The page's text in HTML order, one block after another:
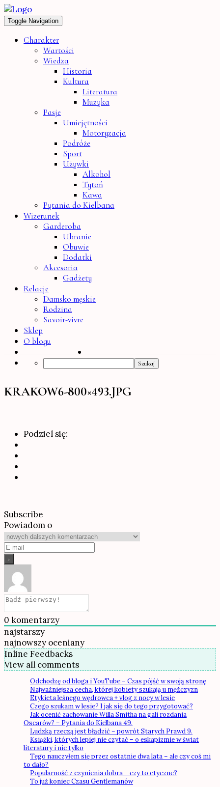
Toggle Navigation
Charakter
Wartości
Wiedza
Historia
Kultura
Literatura
Muzyka
Pasje
Umiejętności
Motoryzacja
Podróże
Sport
Używki
Alkohol
Tytoń
Kawa
Pytania do Kielbana
Wizerunek
Garderoba
Ubranie
Obuwie
Dodatki
Akcesoria
Gadżety
Relacje
Damsko męskie
Rodzina
Savoir-vivre
Sklep
O blogu
KRAKOW6-800×493.JPG
Podziel się:
Subscribe
Powiadom o
0 komentarzy
najstarszy
najnowszy oceniany
Inline Feedbacks
View all comments
Odchodzę od bloga i YouTube – Czas pójść w swoją stronę
Najważniejsza cecha, której kobiety szukają u mężczyzn
Etykieta leśnego wędrowca + vlog z nocy w lesie
Czego szukam w lesie? I jak się do tego przygotować?
Jak ocenić zachowanie Willa Smitha na gali rozdania
Oscarów? – Pytania do Kielbana 49.
Ludzką rzeczą jest błądzić – powrót Starych Prawd 9.
Książki, których lepiej nie czytać – o eskapizmie w świat
literatury i nie tylko
Tego nauczyłem się przez ostatnie dwa lata – ale czy coś mi
to dało?
Popularność z czynienia dobra – czy to etyczne?
To już koniec Czasu Gentlemanów